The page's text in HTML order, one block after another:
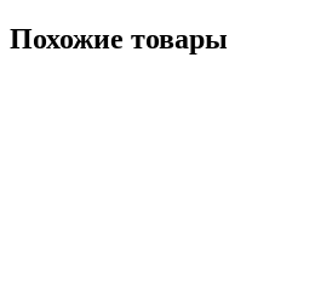
Похожие товары